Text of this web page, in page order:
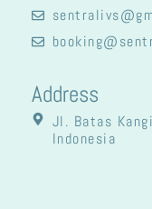
Address
Jl. Batas
Indonesia